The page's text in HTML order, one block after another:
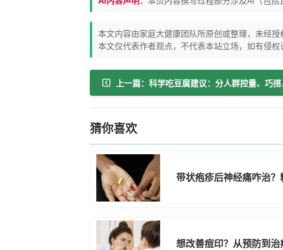
本文内容由家庭大健康团队所原创或整理，未经
本文仅代表作者观点，不代表本站立场，如有侵权
上一篇：
猜你喜欢
带状疱疹后神经痛咋治？
想改善痘印？从预防到